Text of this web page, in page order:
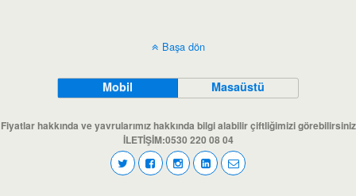
Başa dön
Mobil Masaüstü
Fiyatlar hakkında ve yavrularımız hakkında bilgi alabilir çiftliğimizi görebilirsiniz
İLETİŞİM:0530 220 08 04